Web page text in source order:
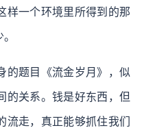
样一个环境里所得到的那
的题目《流金岁月》，似
的关系。钱是好东西，但
流走，真正能够抓住我们